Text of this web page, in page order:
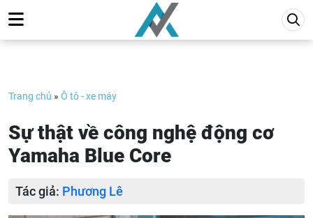
to
content
Trang chủ » Ô tô - xe máy
Sự thật về công nghệ động cơ
Yamaha Blue Core
Tác giả: Phương Lê